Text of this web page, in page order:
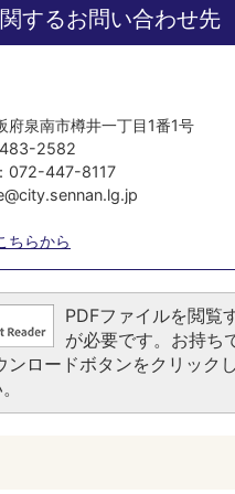
するお問い合わせ先
泉南市樽井一丁目1番1号
2582
072-447-8117
ちらから
PDFファイルを閲覧
が必要です。お持
ンロードボタンをクリック